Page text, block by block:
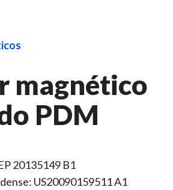
magnético
PDM
20135149 B1
US20090159511 A1